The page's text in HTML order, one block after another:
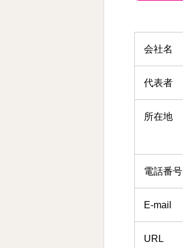
会社名
代表者
所在地
電話番号
E-mail
URL